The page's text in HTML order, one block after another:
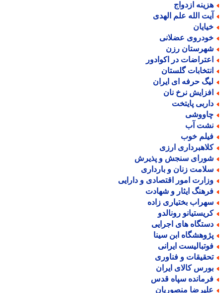
ازدواج
الله علم الهدی
عضلانی
رزن
در اکوادور
گلستان
حرفه ای ایران
نرخ نان
پایتخت
آب
خوب
ارزی
سنجش و پذیرش
زنان و بارداری
امور اقتصادی و دارایی
ایثار و شهادت
بختیاری زاده
رونالدو
های اجرایی
ابن سینا
ایرانی
و فناوری
کالای ایران
سپاه قدس
منصوریان